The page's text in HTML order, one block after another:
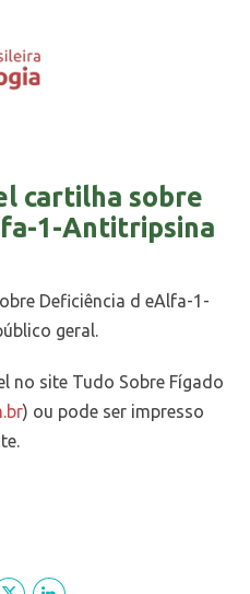
cartilha sobre
1-Antitripsina
Deficiência d eAlfa-1-
geral.
no site Tudo Sobre Fígado
) ou pode ser impresso